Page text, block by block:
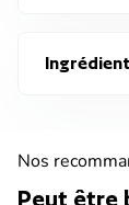
Nos
Peut être